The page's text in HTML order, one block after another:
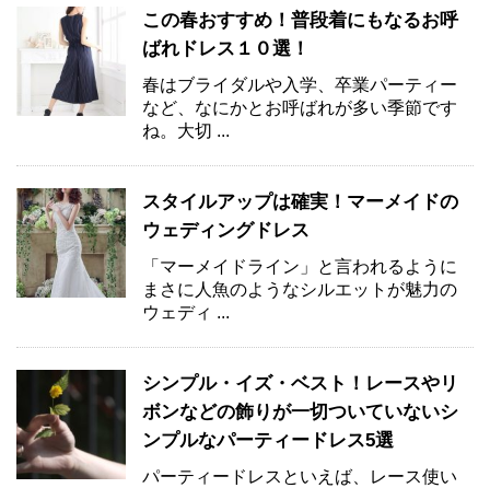
この春おすすめ！普段着にもなるお呼
ばれドレス１０選！
春はブライダルや入学、卒業パーティー
など、なにかとお呼ばれが多い季節です
ね。大切 ...
スタイルアップは確実！マーメイドの
ウェディングドレス
「マーメイドライン」と言われるように
まさに人魚のようなシルエットが魅力の
ウェディ ...
シンプル・イズ・ベスト！レースやリ
ボンなどの飾りが一切ついていないシ
ンプルなパーティードレス5選
パーティードレスといえば、レース使い